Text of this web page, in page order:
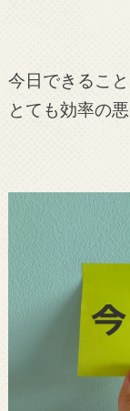
今日できるこ
とても効率の